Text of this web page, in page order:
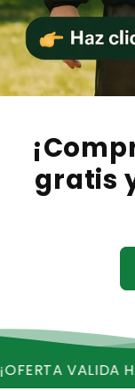
gratis
HASTA HOY!